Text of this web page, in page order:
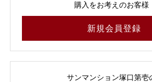
購入をお考えのお客様
新規会員登録
サンマンション塚口第壱